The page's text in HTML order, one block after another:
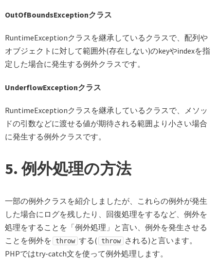
OutOfBoundsExceptionクラス
RuntimeExceptionクラスを継承しているクラスで、配列や
オブジェクトに対して範囲外(存在しない)のkeyやindexを指
定した場合に発生する例外クラスです。
UnderflowExceptionクラス
RuntimeExceptionクラスを継承しているクラスで、メソッ
ドの引数などに渡せる値が期待される範囲より小さい場合
に発生する例外クラスです。
5. 例外処理の方法
一部の例外クラスを紹介しましたが、これらの例外が発生
した場合にログを残したり、回復処理をするなど、例外を
処理をすることを「例外処理」と言い、例外を発生させる
ことを例外を
throw する( throw
される)と言います。
PHPではtry-catch文を使って例外処理します。